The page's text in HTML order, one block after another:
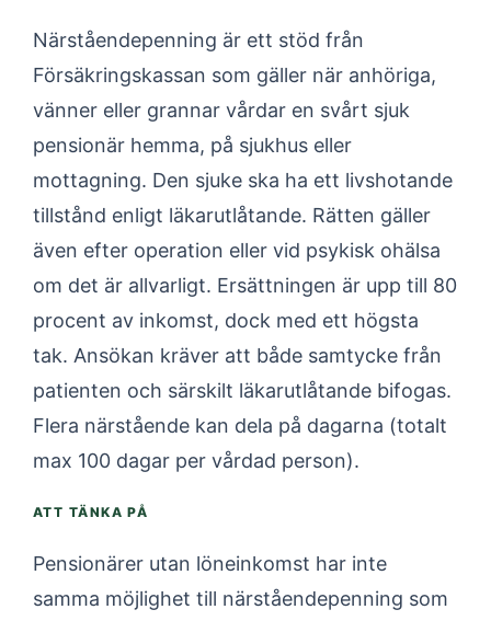
Närståendepenning är ett stöd från
Försäkringskassan som gäller när anhöriga,
vänner eller grannar vårdar en svårt sjuk
pensionär hemma, på sjukhus eller
mottagning. Den sjuke ska ha ett livshotande
tillstånd enligt läkarutlåtande. Rätten gäller
även efter operation eller vid psykisk ohälsa
om det är allvarligt. Ersättningen är upp till 80
procent av inkomst, dock med ett högsta
tak. Ansökan kräver att både samtycke från
patienten och särskilt läkarutlåtande bifogas.
Flera närstående kan dela på dagarna (totalt
max 100 dagar per vårdad person).
ATT TÄNKA PÅ
Pensionärer utan löneinkomst har inte
samma möjlighet till närståendepenning som